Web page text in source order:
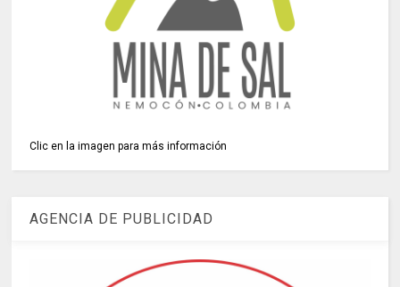
Clic en la imagen para más información
AGENCIA DE PUBLICIDAD